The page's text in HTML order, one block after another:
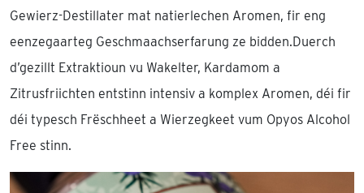
Gewierz-Destillater mat natierlechen Aromen, fir eng
eenzegaarteg Geschmaachserfarung ze bidden.Duerch
d’gezillt Extraktioun vu Wakelter, Kardamom a
Zitrusfriichten entstinn intensiv a komplex Aromen, déi fir
déi typesch Frëschheet a Wierzegkeet vum Opyos Alcohol
Free stinn.